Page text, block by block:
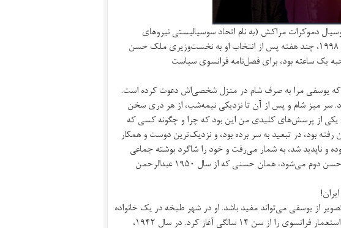
دموکرات مراکش (به نام اتحاد سوسیالیستی نیروهای
مردمی) بود. دیدار ما در رباط، پایتخت مراکش، در سال ۱۹۹۸، چند هفته پس از انتخاب او به‌ نخست‌وزیری ملک حسن
یک ساعته بود، برای فصل‌نامه فرانسوی سیاست
که یوسفی مرا به صرف شام در منزل شخصی‌اش دعوت کرده است.
سر میز شام و پس از آن تا نزدیکی نیمه‌شب، از هر دری سخن
از پرسش‌های کلیدی من این بود که چرا و چگونه کسی که
رفته بود، در تبعید به سر برده بود، و نزدیک‌ترین دوست و همکار
و ناپدید شد، به شمار می‌رفت و خود را شاگرد بوشته جماعی
معروف به «لنین مغرب» می‌دانست ناگهان نخست‌وزیر حسن دوم می‌شود، همان حسنی که از سال ۱۹۵۰ عبدالرحمن
از یوسفی می‌تواند مفید باشد. او در شهر طبخه در یک خانواده‌
متوسط پایین به دنیا آمد و فعالیت‌های سیاسی‌اش علیه استعمار فرانسوی را از سن ۱۴ سالگی آغاز کرد. در سال ۱۹۴۲،